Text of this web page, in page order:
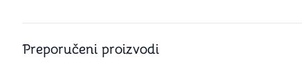
Preporučeni proizvodi